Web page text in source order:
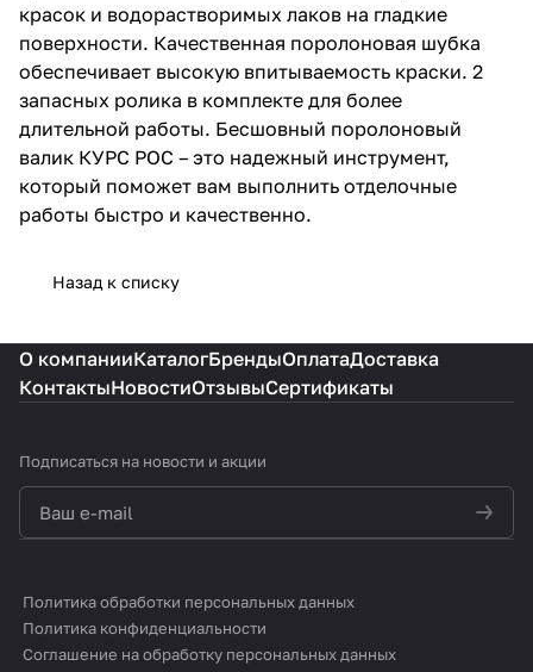
красок и водорастворимых лаков на гладкие
поверхности. Качественная поролоновая шубка
обеспечивает высокую впитываемость краски. 2
запасных ролика в комплекте для более
длительной работы. Бесшовный поролоновый
валик КУРС РОС – это надежный инструмент,
который поможет вам выполнить отделочные
работы быстро и качественно.
Назад к списку
О компанииКаталогБрендыОплатаДоставка
КонтактыНовостиОтзывыСертификаты
Подписаться на новости и акции
Политика обработки персональных данных
Политика конфиденциальности
Соглашение на обработку персональных данных